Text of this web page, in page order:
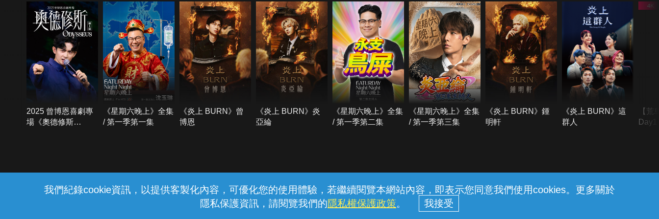
我們紀錄cookie資訊，以提供客製化內容，可優化您的使用體驗，若繼續閱覽本網站內容，即表示您同意我們使用cookies。更多關於
隱私保護資訊，請閱覽我們的隱私權保護政策。
2025 曾博恩喜劇專
場《奧德修斯
《星期六晚上》全集
/ 第一季第一集
《炎上 BURN》曾
博恩
《炎上 BURN》炎
亞綸
《星期六晚上》全集
/ 第一季第二集
《星期六晚上》全集
/ 第一季第三集
《炎上 BURN》鍾
明軒
《炎上 BURN》這
群人
【荒
線上客服 服務條款 隱私權保護
中華電信股份有限公司個人家庭分公司 (統一編號：96979949) © 2026